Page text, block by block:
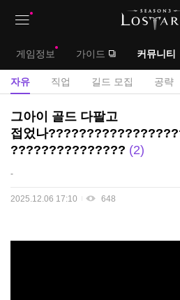
대
메
게임정보 가이드 커뮤니티
서
메
자유 직업 길드 모집 공략
자
유
게
판
그아이 골드 다팔고
접었나
???????????????
2
-
2025.12.06 17:10 648